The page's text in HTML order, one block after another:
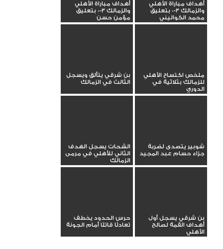
أهداف مباراة الأهلي
والزمالك 3-0 بتعليق
محمد الكواليني
أهداف مباراة الأهلي
والزمالك 3-0 بتعليق
مؤمن حسن
ملخص اكتساح الأهلي
للزمالك بثلاثية في
الدوري
بن شرقي يتألق ويسجل
الثالث في الزمالك
شوبير يتصدى لضربة
جزاء حسام عبد المجيد
الشحات يسجل الهدف
الثاني للأهلي في مرمى
الزمالك
بن شرقي يسجل أول
أهداف القمة لصالح
الأهلي
حرس الحدود يخطف
تعادلًا قاتلًا أمام الجونة